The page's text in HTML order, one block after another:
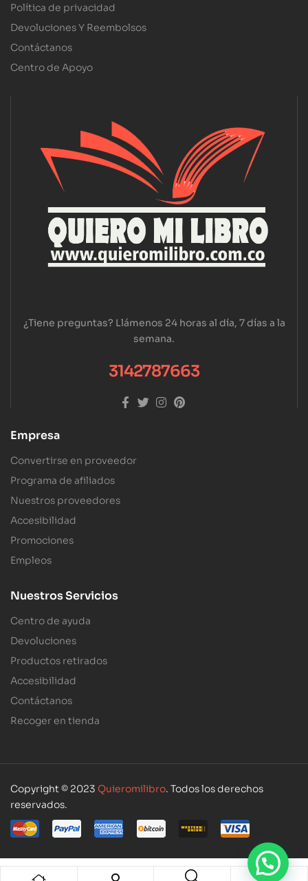
Política de privacidad
Devoluciones Y Reembolsos
Contáctanos
Centro de Apoyo
¿Tiene preguntas? Llámenos 24 horas al día, 7 días a la
semana.
3142787663
Empresa
Convertirse en proveedor
Programa de afiliados
Nuestros proveedores
Accesibilidad
Promociones
Empleos
Nuestros Servicios
Centro de ayuda
Devoluciones
Productos retirados
Accesibilidad
Contáctanos
Recoger en tienda
Copyright © 2023 Quieromilibro. Todos los derechos
reservados.